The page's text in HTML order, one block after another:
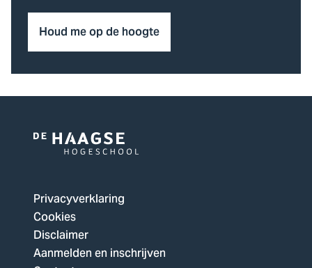
Houd me op de hoogte
Logo
De
Haagse
Hogeschool,
ga
naar
Privacyverklaring
Cookies
Disclaimer
Aanmelden en inschrijven